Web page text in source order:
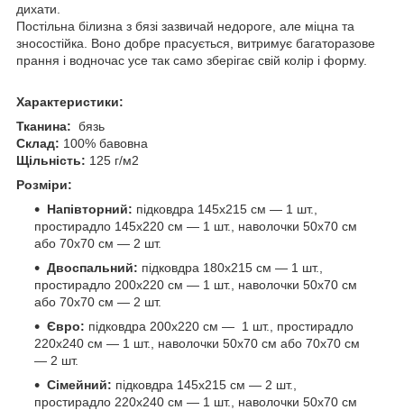
дихати.
Постільна білизна з бязі зазвичай недороге, але міцна та
зносостійка. Воно добре прасується, витримує багаторазове
прання і водночас усе так само зберігає свій колір і форму.
Характеристики:
Тканина: бязь
Склад: 100% бавовна
Щільність: 125 г/м2
Розміри:
Напівторний: підковдра 145х215 см — 1 шт.,
простирадло 145х220 см — 1 шт., наволочки 50х70 см
або 70х70 см — 2 шт.
Двоспальний: підковдра 180х215 см — 1 шт.,
простирадло 200х220 см — 1 шт., наволочки 50х70 см
або 70х70 см — 2 шт.
Євро: підковдра 200х220 см — 1 шт., простирадло
220х240 см — 1 шт., наволочки 50х70 см або 70х70 см
— 2 шт.
Сімейний: підковдра 145х215 см — 2 шт.,
простирадло 220х240 см — 1 шт., наволочки 50х70 см